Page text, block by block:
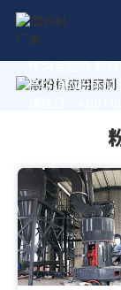
作为专业的 粉
高价值的粉体加